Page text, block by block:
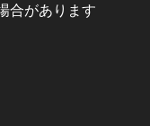
合があります